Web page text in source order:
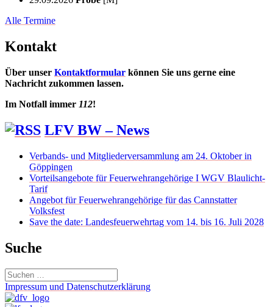
Alle Termine
Kontakt
Über unser Kontaktformular können Sie uns gerne eine
Nachricht zukommen lassen.
Im Notfall immer 112!
LFV BW – News
Verbands- und Mitgliederversammlung am 24. Oktober in
Göppingen
Vorteilsangebote für Feuerwehrangehörige I WGV Blaulicht-
Tarif
Angebot für Feuerwehrangehörige für das Cannstatter
Volksfest
Save the date: Landesfeuerwehrtag vom 14. bis 16. Juli 2028
Suche
Suchen
nach:
Impressum und Datenschutzerklärung